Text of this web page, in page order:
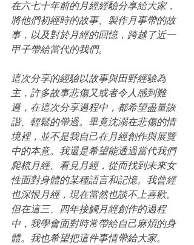
在六七十年前的月經經驗分享給大家，
將他們初經時的故事、製作月事帶的故
事，以及對於月經的回憶，跨越了近一
甲子帶給當代的我們。
這次分享的經驗以故事與田野經驗為
主，許多故事悲傷又或者令人感到難
過，在這次分享過程中，都希望盡量詼
諧、輕鬆的帶過。畢竟沈溺在悲傷的情
境裡，並不是我自己在月經創作與展覽
中的本意。我還是希望能透過當代我們
爬梳月經、看見月經，從而找到未來女
性面對身體的某種語言和記憶。我曾經
也深恨月經，現在當然也談不上喜歡。
但在這三、四年接觸月經創作的過程
中，我學會面對時常帶給自己麻煩的身
體。我也希望把這件事情帶給大家。